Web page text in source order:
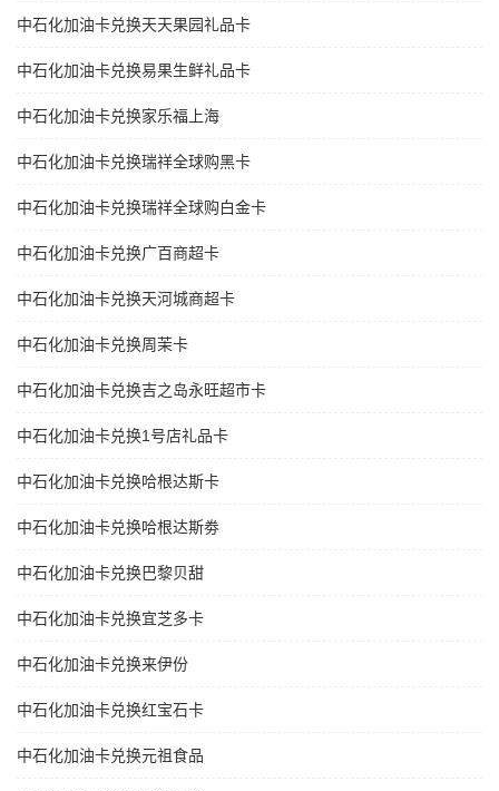
中石化加油卡兑换天天果园礼品卡
中石化加油卡兑换易果生鲜礼品卡
中石化加油卡兑换家乐福上海
中石化加油卡兑换瑞祥全球购黑卡
中石化加油卡兑换瑞祥全球购白金卡
中石化加油卡兑换广百商超卡
中石化加油卡兑换天河城商超卡
中石化加油卡兑换周茉卡
中石化加油卡兑换吉之岛永旺超市卡
中石化加油卡兑换1号店礼品卡
中石化加油卡兑换哈根达斯卡
中石化加油卡兑换哈根达斯劵
中石化加油卡兑换巴黎贝甜
中石化加油卡兑换宜芝多卡
中石化加油卡兑换来伊份
中石化加油卡兑换红宝石卡
中石化加油卡兑换元祖食品